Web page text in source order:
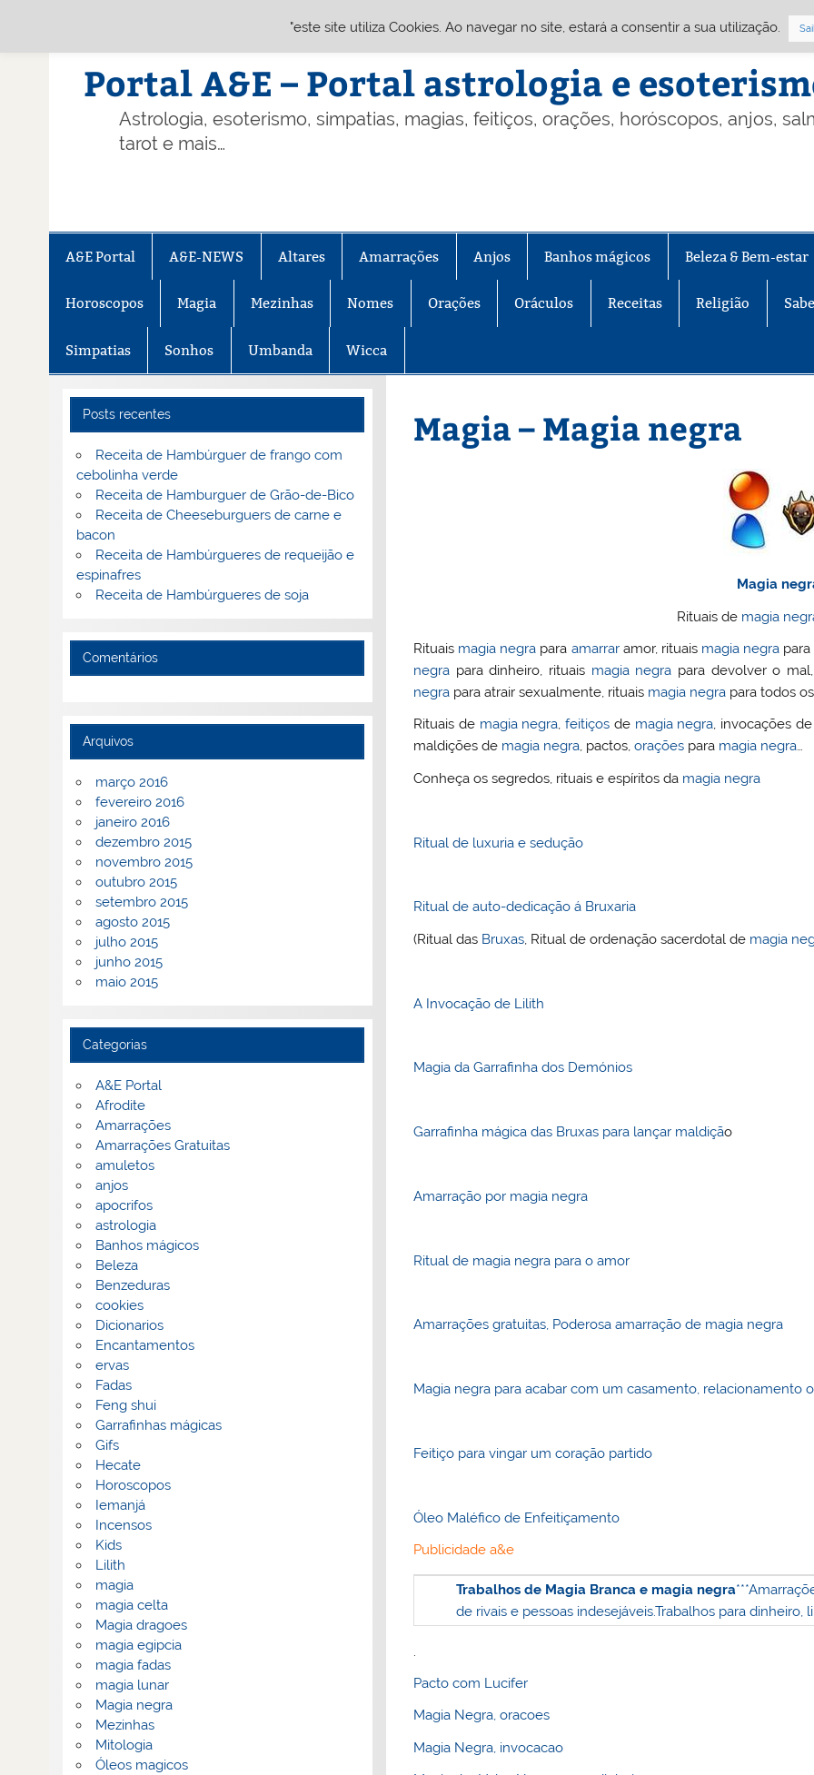
Portal A&E – Portal astrologia e
Astrologia, esoterismo, simpatias, magias, feitiços, orações, horóscopos, anjos,
tarot e mais…
A&E Portal A&E-NEWS Altares Amarrações Anjos Banhos mágicos Beleza & Bem-estar
Horoscopos Magia Mezinhas Nomes Orações Oráculos Receitas Religião
Simpatias Sonhos Umbanda Wicca
Magia – Magia negra
Magia
Rituais de magia
Rituais magia negra para amarraramor, rituais magia negrapara
negra para dinheiro, rituais magia negra para devolver o
negra para atrair sexualmente, rituais magia negra para todos
Rituais de magia negra,feitiços de magia negra, invocações
maldições de magia negra, pactos,orações para magia negra…
Conheça os segredos, rituais e espíritos da magia negra
Ritual de luxuria e sedução
Ritual de auto-dedicação á Bruxaria
(Ritual das Bruxas, Ritual de ordenação sacerdotal de magia
A Invocação de Lilith
Magia da Garrafinha dos Demónios
Garrafinha mágica das Bruxas para lançar maldição
Amarração por magia negra
Ritual de magia negra para o amor
Amarrações gratuitas, Poderosa amarração de magia negra
Magia negra para acabar com um casamento, relacionamento
Feitiço para vingar um coração partido
Óleo Maléfico de Enfeitiçamento
Publicidade a&e
Trabalhos de Magia Branca e magia negra***
de rivais e pessoas indesejáveis.Trabalhos para dinheiro,
Pacto com Lucifer
Magia Negra, oracoes
Magia Negra, invocacao
Posts recentes
Receita de Hambúrguer de frango com
cebolinha verde
Receita de Hamburguer de Grão-de-Bico
Receita de Cheeseburguers de carne e
bacon
Receita de Hambúrgueres de requeijão e
espinafres
Receita de Hambúrgueres de soja
Comentários
Arquivos
março 2016
fevereiro 2016
janeiro 2016
dezembro 2015
novembro 2015
outubro 2015
setembro 2015
agosto 2015
julho 2015
junho 2015
maio 2015
Categorias
A&E Portal
Afrodite
Amarrações
Amarrações Gratuitas
amuletos
anjos
apocrifos
astrologia
Banhos mágicos
Beleza
Benzeduras
cookies
Dicionarios
Encantamentos
ervas
Fadas
Feng shui
Garrafinhas mágicas
Gifs
Hecate
Horoscopos
Iemanjá
Incensos
Kids
Lilith
magia
magia celta
Magia dragoes
magia egipcia
magia fadas
magia lunar
Magia negra
Mezinhas
Mitologia
Óleos magicos
"este site utiliza Cookies. Ao navegar no site, estará a consentir a sua utilização.